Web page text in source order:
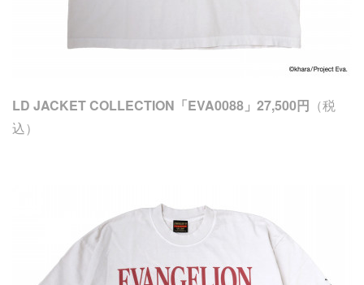
LD JACKET COLLECTION「EVA0088」27,500円 （税
込）